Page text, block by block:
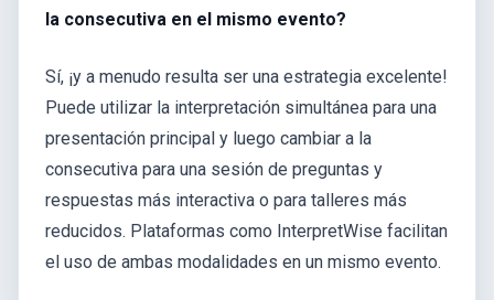
la consecutiva en el mismo evento?
Sí, ¡y a menudo resulta ser una estrategia excelente!
Puede utilizar la interpretación simultánea para una
presentación principal y luego cambiar a la
consecutiva para una sesión de preguntas y
respuestas más interactiva o para talleres más
reducidos. Plataformas como InterpretWise facilitan
el uso de ambas modalidades en un mismo evento.